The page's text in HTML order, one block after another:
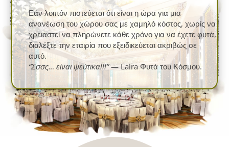
Εάν λοιπόν πιστεύεται ότι είναι η ώρα για μια
ανανέωση του χώρου σας με χαμηλό κόστος, χωρίς να
χρειαστεί να πληρώνετε κάθε χρόνο για να έχετε φυτά,
διαλέξτε την εταιρία που εξειδικεύεται ακριβώς σε
αυτό.
“Σσσς… είναι ψεύτικα!!!”— Laira Φυτά του Κόσμου.